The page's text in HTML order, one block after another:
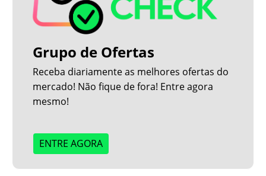
Grupo de Ofertas
Receba diariamente as melhores ofertas do
mercado! Não fique de fora! Entre agora
mesmo!
ENTRE AGORA